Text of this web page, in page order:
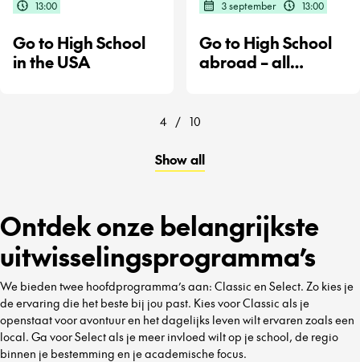
13:00
Go to High School
in the USA
3 september 13:00
Go to High School
abroad – all
4 / 10
Show all
Ontdek onze belangrijkste
uitwisselingsprogramma’s
We bieden twee hoofdprogramma’s aan: Classic en Select. Zo kies je
de ervaring die het beste bij jou past. Kies voor Classic als je
openstaat voor avontuur en het dagelijks leven wilt ervaren zoals een
local. Ga voor Select als je meer invloed wilt op je school, de regio
binnen je bestemming en je academische focus.